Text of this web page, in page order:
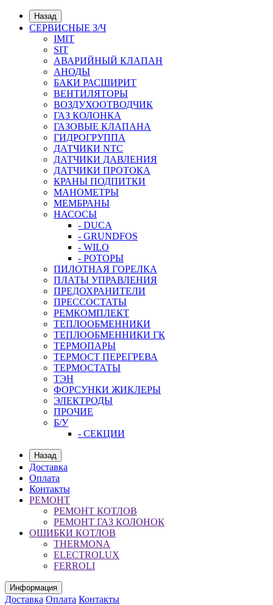
Назад
СЕРВИСНЫЕ З/Ч
IMIT
SIT
АВАРИЙНЫЙ КЛАПАН
АНОДЫ
БАКИ РАСШИРИТ
ВЕНТИЛЯТОРЫ
ВОЗДУХООТВОДЧИК
ГАЗ КОЛОНКА
ГАЗОВЫЕ КЛАПАНА
ГИДРОГРУППА
ДАТЧИКИ NTC
ДАТЧИКИ ДАВЛЕНИЯ
ДАТЧИКИ ПРОТОКА
КРАНЫ ПОДПИТКИ
МАНОМЕТРЫ
МЕМБРАНЫ
НАСОСЫ
- DUCA
- GRUNDFOS
- WILO
- РОТОРЫ
ПИЛОТНАЯ ГОРЕЛКА
ПЛАТЫ УПРАВЛЕНИЯ
ПРЕДОХРАНИТЕЛИ
ПРЕССОСТАТЫ
РЕМКОМПЛЕКТ
ТЕПЛООБМЕННИКИ
ТЕПЛООБМЕННИКИ ГК
ТЕРМОПАРЫ
ТЕРМОСТ ПЕРЕГРЕВА
ТЕРМОСТАТЫ
ТЭН
ФОРСУНКИ ЖИКЛЕРЫ
ЭЛЕКТРОДЫ
ПРОЧИЕ
Б/У
- СЕКЦИИ
Назад
Доставка
Оплата
Контакты
РЕМОНТ
РЕМОНТ КОТЛОВ
РЕМОНТ ГАЗ КОЛОНОК
ОШИБКИ КОТЛОВ
THERMONA
ELECTROLUX
FERROLI
Информация
Доставка Оплата Контакты